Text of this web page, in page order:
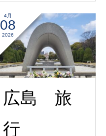
4月
08
2026
広島 旅
行